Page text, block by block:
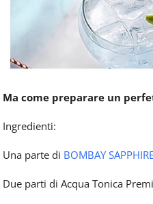
Ma come preparare un
Ingredienti:
Una parte di BOMBAY
Due parti di Acqua Tonica